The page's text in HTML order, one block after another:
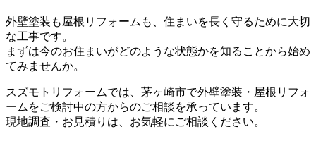
外壁塗装も屋根リフォームも、住まいを長く守るために大切
な工事です。
まずは今のお住まいがどのような状態かを知ることから始め
てみませんか。
スズモトリフォームでは、茅ヶ崎市で外壁塗装・屋根リフォ
ームをご検討中の方からのご相談を承っています。
現地調査・お見積りは、お気軽にご相談ください。